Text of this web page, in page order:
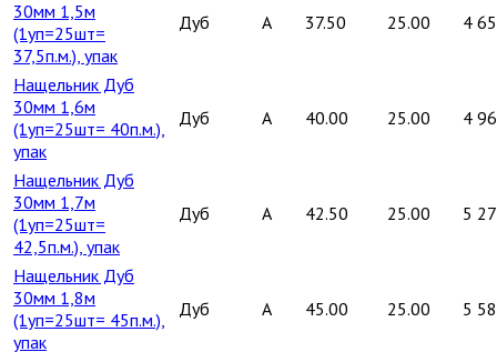
30мм 1,5м
(1уп=25шт=
37,5п.м.), упак
Дуб A 37.50 25.00 4
Нащельник Дуб
30мм 1,6м
(1уп=25шт= 40п.м.),
упак
Дуб A 40.00 25.00 4
Нащельник Дуб
30мм 1,7м
(1уп=25шт=
42,5п.м.), упак
Дуб A 42.50 25.00 5
Нащельник Дуб
30мм 1,8м
(1уп=25шт= 45п.м.),
упак
Дуб A 45.00 25.00 5